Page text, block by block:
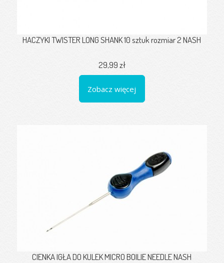
HACZYKI TWISTER LONG SHANK 10 sztuk rozmiar 2 NASH
29,99 zł
Zobacz więcej
CIENKA IGŁA DO KULEK MICRO BOILIE NEEDLE NASH